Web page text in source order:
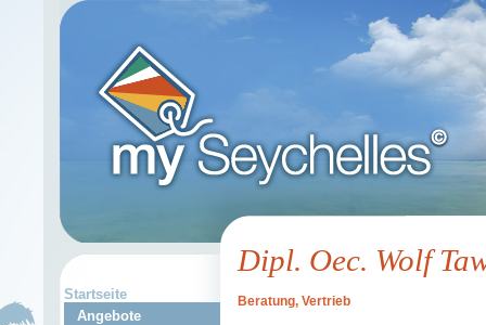
Startseite
Angebote
Dipl. Oec. Wolf
Beratung, Vertrieb